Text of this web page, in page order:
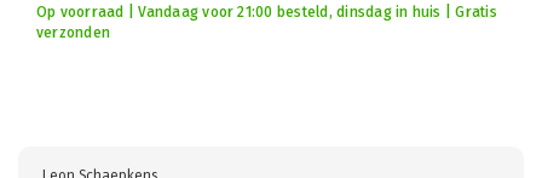
Op voorraad | Vandaag voor 21:00 besteld, dinsdag in huis | Gratis
verzonden